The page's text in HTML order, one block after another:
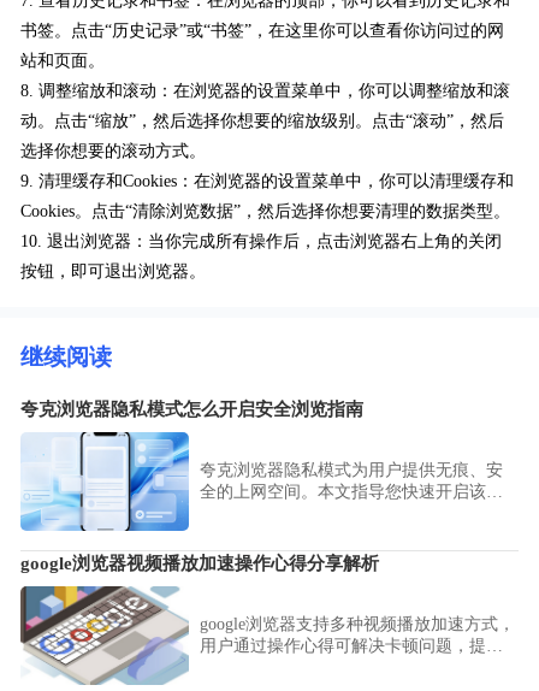
书签。点击“历史记录”或“书签”，在这里你可以查看你访问过的网
站和页面。
8. 调整缩放和滚动：在浏览器的设置菜单中，你可以调整缩放和滚
动。点击“缩放”，然后选择你想要的缩放级别。点击“滚动”，然后
选择你想要的滚动方式。
9. 清理缓存和Cookies：在浏览器的设置菜单中，你可以清理缓存和
Cookies。点击“清除浏览数据”，然后选择你想要清理的数据类型。
10. 退出浏览器：当你完成所有操作后，点击浏览器右上角的关闭
按钮，即可退出浏览器。
继续阅读
夸克浏览器隐私模式怎么开启安全浏览指南
夸克浏览器隐私模式为用户提供无痕、安
全的上网空间。本文指导您快速开启该功
全，告别隐私泄露隐患，享受清爽上网时
google浏览器视频播放加速操作心得分享解析
google浏览器支持多种视频播放加速方式，
用户通过操作心得可解决卡顿问题，提升